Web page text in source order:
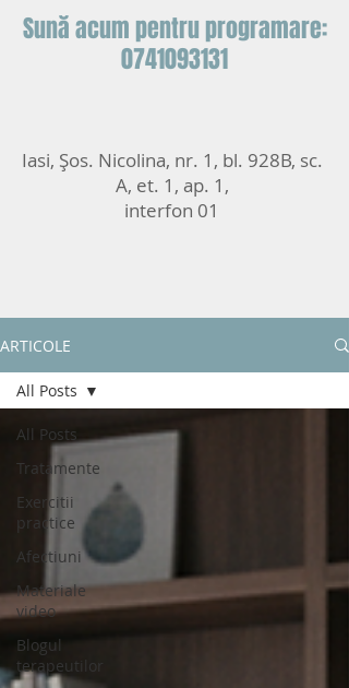
Sună acum pentru programare:
0741093131
Iasi, Șos. Nicolina, nr. 1, bl. 928B, sc.
A, et. 1, ap. 1,
interfon 01
ARTICOLE
All Posts
Tratamente
Exercitii
practice
Afectiuni
Materiale
video
Blogul
terapeutilor
All Posts